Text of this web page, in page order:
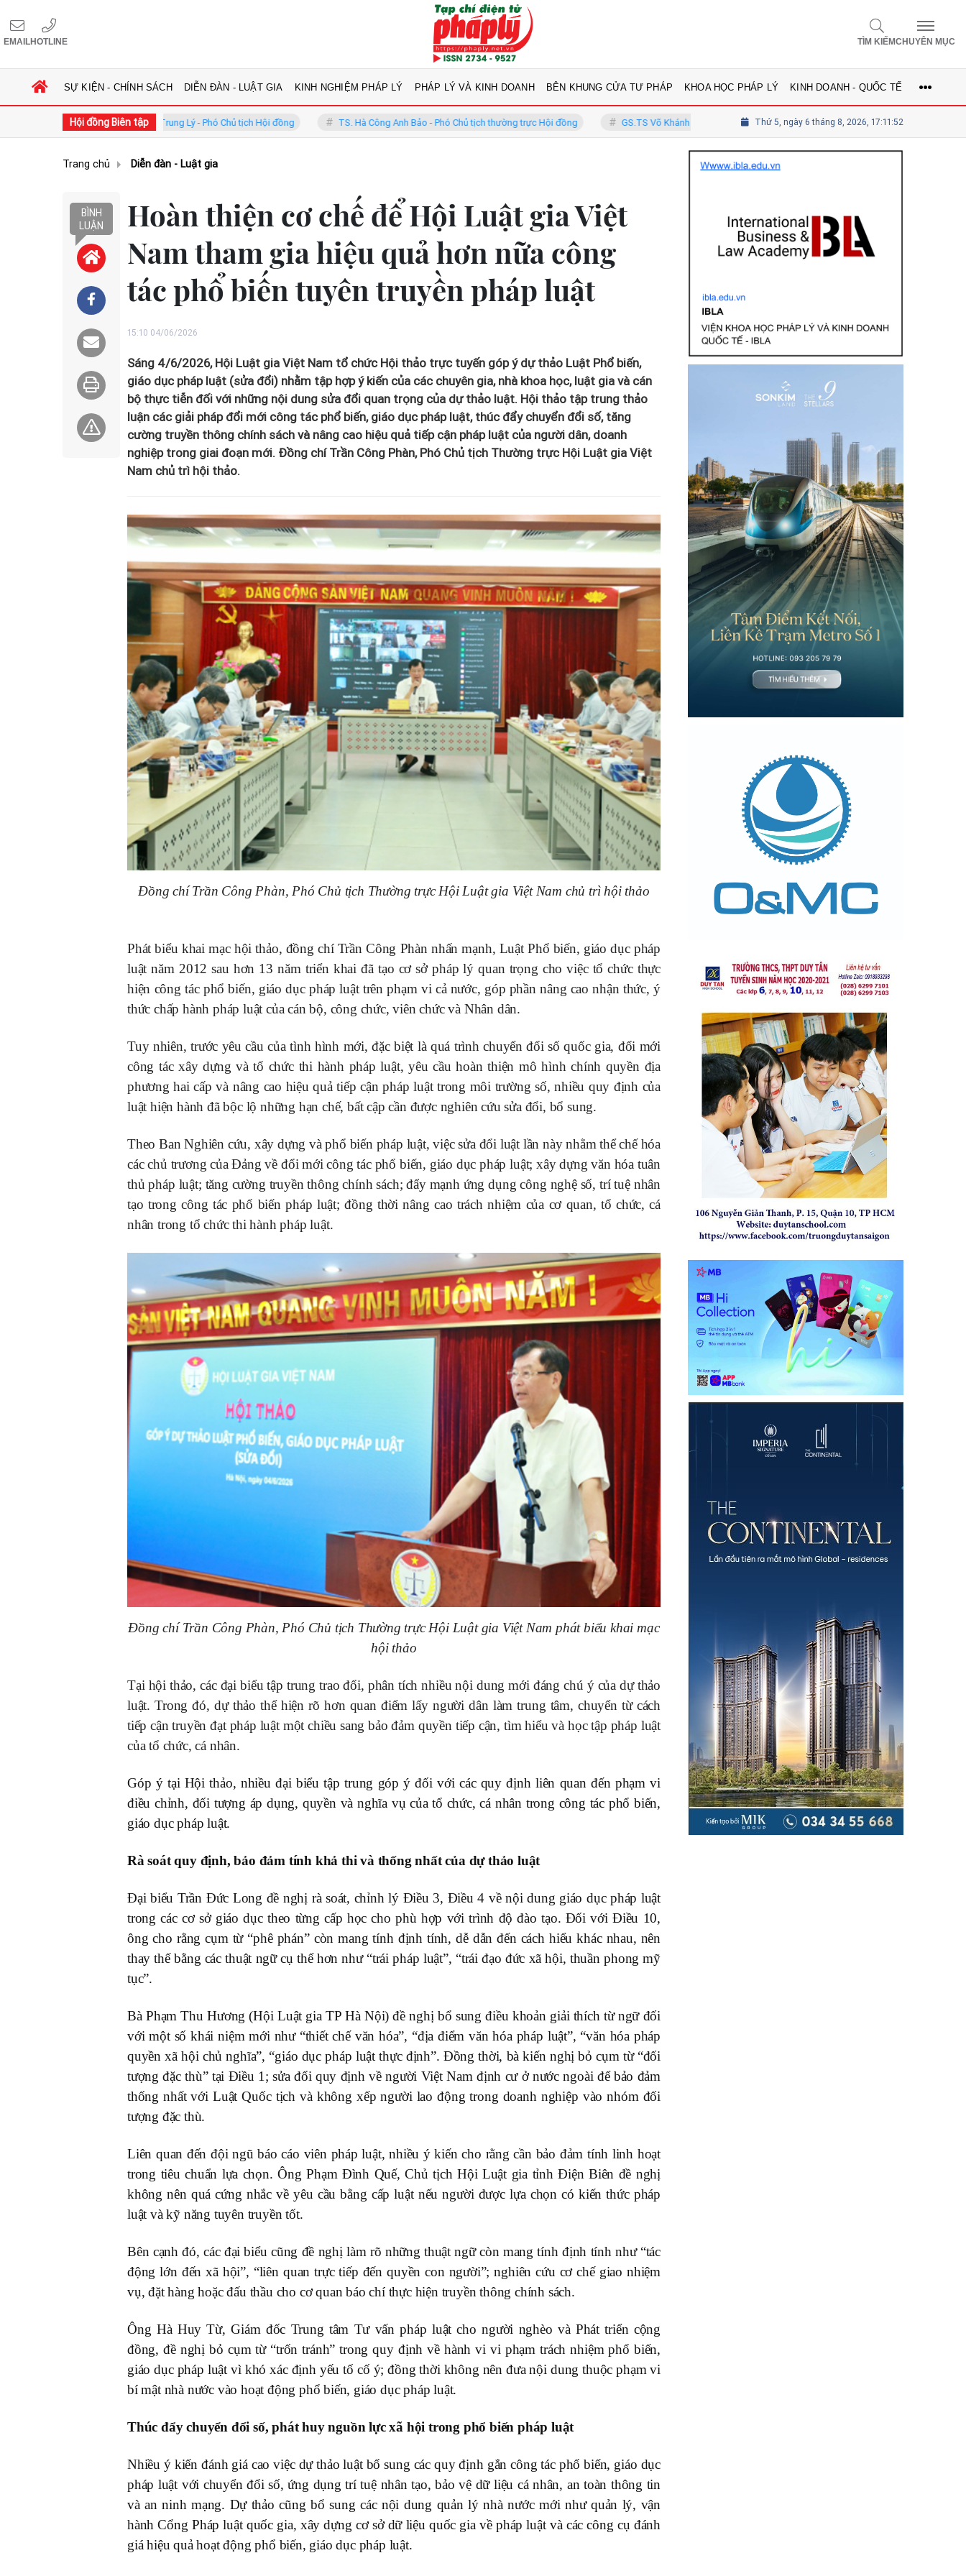
EMAILHOTLINE TÌM KIẾMCHUYÊN MỤC
SỰ KIỆN - CHÍNH SÁCH DIỄN ĐÀN - LUẬT GIA KINH NGHIỆM PHÁP LÝ PHÁP LÝ VÀ KINH DOANH BÊN KHUNG CỬA TƯ PHÁP KHOA HỌC PHÁP LÝ KINH DOANH - QUỐC TẾ
Hội đồng Biên tập
GS.TS. Phan Trung Lý - Phó Chủ tịch Hội đồng TS. Hà Công Anh Bảo - Phó Chủ tịch thường trực Hội đồng GS.TS Võ Khánh Vinh - Ủy viên Hội đồng Tổng biên tập Lê Thị Mai Phương - Ủy viên
Thứ 5, ngày 6 tháng 8, 2026, 17:11:54
Trang chủ Diễn đàn - Luật gia
BÌNH
LUẬN
Hoàn thiện cơ chế để Hội Luật gia Việt
Nam tham gia hiệu quả hơn nữa công
tác phổ biến tuyên truyền pháp luật
15:10 04/06/2026
Sáng 4/6/2026, Hội Luật gia Việt Nam tổ chức Hội thảo trực tuyến góp ý dự thảo Luật Phổ biến,
giáo dục pháp luật (sửa đổi) nhằm tập hợp ý kiến của các chuyên gia, nhà khoa học, luật gia và cán
bộ thực tiễn đối với những nội dung sửa đổi quan trọng của dự thảo luật. Hội thảo tập trung thảo
luận các giải pháp đổi mới công tác phổ biến, giáo dục pháp luật, thúc đẩy chuyển đổi số, tăng
cường truyền thông chính sách và nâng cao hiệu quả tiếp cận pháp luật của người dân, doanh
nghiệp trong giai đoạn mới. Đồng chí Trần Công Phàn, Phó Chủ tịch Thường trực Hội Luật gia Việt
Nam chủ trì hội thảo.
Đồng chí Trần Công Phàn, Phó Chủ tịch Thường trực Hội Luật gia Việt Nam chủ trì hội thảo
Phát biểu khai mạc hội thảo, đồng chí Trần Công Phàn nhấn mạnh, Luật Phổ biến, giáo dục pháp
luật năm 2012 sau hơn 13 năm triển khai đã tạo cơ sở pháp lý quan trọng cho việc tổ chức thực
hiện công tác phổ biến, giáo dục pháp luật trên phạm vi cả nước, góp phần nâng cao nhận thức, ý
thức chấp hành pháp luật của cán bộ, công chức, viên chức và Nhân dân.
Tuy nhiên, trước yêu cầu của tình hình mới, đặc biệt là quá trình chuyển đổi số quốc gia, đổi mới
công tác xây dựng và tổ chức thi hành pháp luật, yêu cầu hoàn thiện mô hình chính quyền địa
phương hai cấp và nâng cao hiệu quả tiếp cận pháp luật trong môi trường số, nhiều quy định của
luật hiện hành đã bộc lộ những hạn chế, bất cập cần được nghiên cứu sửa đổi, bổ sung.
Theo Ban Nghiên cứu, xây dựng và phổ biến pháp luật, việc sửa đổi luật lần này nhằm thể chế hóa
các chủ trương của Đảng về đổi mới công tác phổ biến, giáo dục pháp luật; xây dựng văn hóa tuân
thủ pháp luật; tăng cường truyền thông chính sách; đẩy mạnh ứng dụng công nghệ số, trí tuệ nhân
tạo trong công tác phổ biến pháp luật; đồng thời nâng cao trách nhiệm của cơ quan, tổ chức, cá
nhân trong tổ chức thi hành pháp luật.
Đồng chí Trần Công Phàn, Phó Chủ tịch Thường trực Hội Luật gia Việt Nam phátbiểu khai mạc
hội thảo
Tại hội thảo, các đại biểu tập trung trao đổi, phân tích nhiều nội dung mới đáng chú ý của dự thảo
luật. Trong đó, dự thảo thể hiện rõ hơn quan điểm lấy người dân làm trung tâm, chuyển từ cách
tiếp cận truyền đạt pháp luật một chiều sang bảo đảm quyền tiếp cận, tìm hiểu và học tập pháp luật
của tổ chức, cá nhân.
Góp ý tại Hội thảo, nhiều đại biểu tập trung góp ý đối với các quy định liên quan đến phạm vi
điều chỉnh, đối tượng áp dụng, quyền và nghĩa vụ của tổ chức, cá nhân trong công tác phổ biến,
giáo dục pháp luật.
Rà soát quy định, bảo đảm tính khả thi và thống nhất của dự thảo luật
Đại biểu Trần Đức Long đề nghị rà soát, chỉnh lý Điều 3, Điều 4 về nội dung giáo dục pháp luật
trong các cơ sở giáo dục theo từng cấp học cho phù hợp với trình độ đào tạo. Đối với Điều 10,
ông cho rằng cụm từ “phê phán” còn mang tính định tính, dễ dẫn đến cách hiểu khác nhau, nên
thay thế bằng các thuật ngữ cụ thể hơn như “trái pháp luật”, “trái đạo đức xã hội, thuần phong mỹ
tục”.
Bà Phạm Thu Hương (Hội Luật gia TP Hà Nội) đề nghị bổ sung điều khoản giải thích từ ngữ đối
với một số khái niệm mới như “thiết chế văn hóa”, “địa điểm văn hóa pháp luật”, “văn hóa pháp
quyền xã hội chủ nghĩa”, “giáo dục pháp luật thực định”. Đồng thời, bà kiến nghị bỏ cụm từ “đối
tượng đặc thù” tại Điều 1; sửa đổi quy định về người Việt Nam định cư ở nước ngoài để bảo đảm
thống nhất với Luật Quốc tịch và không xếp người lao động trong doanh nghiệp vào nhóm đối
tượng đặc thù.
Liên quan đến đội ngũ báo cáo viên pháp luật, nhiều ý kiến cho rằng cần bảo đảm tính linh hoạt
trong tiêu chuẩn lựa chọn. Ông Phạm Đình Quế, Chủ tịch Hội Luật gia tỉnh Điện Biên đề nghị
không nên quá cứng nhắc về yêu cầu bằng cấp luật nếu người được lựa chọn có kiến thức pháp
luật và kỹ năng tuyên truyền tốt.
Bên cạnh đó, các đại biểu cũng đề nghị làm rõ những thuật ngữ còn mang tính định tính như “tác
động lớn đến xã hội”, “liên quan trực tiếp đến quyền con người”; nghiên cứu cơ chế giao nhiệm
vụ, đặt hàng hoặc đấu thầu cho cơ quan báo chí thực hiện truyền thông chính sách.
Ông Hà Huy Từ, Giám đốc Trung tâm Tư vấn pháp luật cho người nghèo và Phát triển cộng
đồng, đề nghị bỏ cụm từ “trốn tránh” trong quy định về hành vi vi phạm trách nhiệm phổ biến,
giáo dục pháp luật vì khó xác định yếu tố cố ý; đồng thời không nên đưa nội dung thuộc phạm vi
bí mật nhà nước vào hoạt động phổ biến, giáo dục pháp luật.
Thúc đẩy chuyển đổi số, phát huy nguồn lực xã hội trong phổ biến pháp luật
Nhiều ý kiến đánh giá cao việc dự thảo luật bổ sung các quy định gắn công tác phổ biến, giáo dục
pháp luật với chuyển đổi số, ứng dụng trí tuệ nhân tạo, bảo vệ dữ liệu cá nhân, an toàn thông tin
và an ninh mạng. Dự thảo cũng bổ sung các nội dung quản lý nhà nước mới như quản lý, vận
hành Cổng Pháp luật quốc gia, xây dựng cơ sở dữ liệu quốc gia về pháp luật và các công cụ đánh
giá hiệu quả hoạt động phổ biến, giáo dục pháp luật.